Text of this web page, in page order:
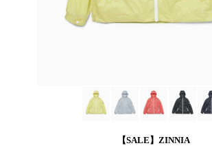
【SALE】ZINNIA